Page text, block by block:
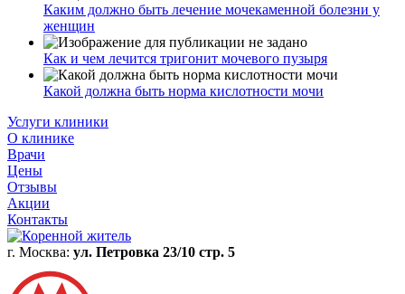
Каким должно быть лечение мочекаменной болезни у
женщин
Как и чем лечится тригонит мочевого пузыря
Какой должна быть норма кислотности мочи
Услуги клиники
О клинике
Врачи
Цены
Отзывы
Акции
Контакты
г. Москва: ул. Петровка 23/10 стр. 5